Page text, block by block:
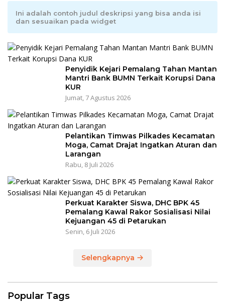
Ini adalah contoh judul deskripsi yang bisa anda isi
dan sesuaikan pada widget
Penyidik Kejari Pemalang Tahan Mantan
Mantri Bank BUMN Terkait Korupsi Dana
KUR
Jumat, 7 Agustus 2026
Pelantikan Timwas Pilkades Kecamatan
Moga, Camat Drajat Ingatkan Aturan dan
Larangan
Rabu, 8 Juli 2026
Perkuat Karakter Siswa, DHC BPK 45
Pemalang Kawal Rakor Sosialisasi Nilai
Kejuangan 45 di Petarukan
Senin, 6 Juli 2026
Selengkapnya
Popular Tags